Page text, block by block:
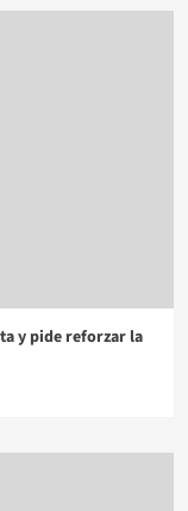
y pide reforzar la